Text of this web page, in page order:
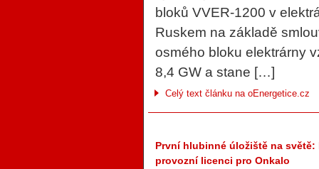
bloků VVER-1200 v
Ruskem na základě
osmého bloku elektrárny
8,4 GW a stane […]
Celý text článku na oEnergetice.cz
První hlubinné úložiště na
provozní licenci pro Onkalo